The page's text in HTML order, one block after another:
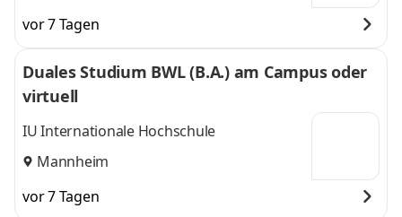
vor 7 Tagen
Duales Studium BWL (B.A.) am Campus oder
virtuell
IU Internationale Hochschule
Mannheim
vor 7 Tagen